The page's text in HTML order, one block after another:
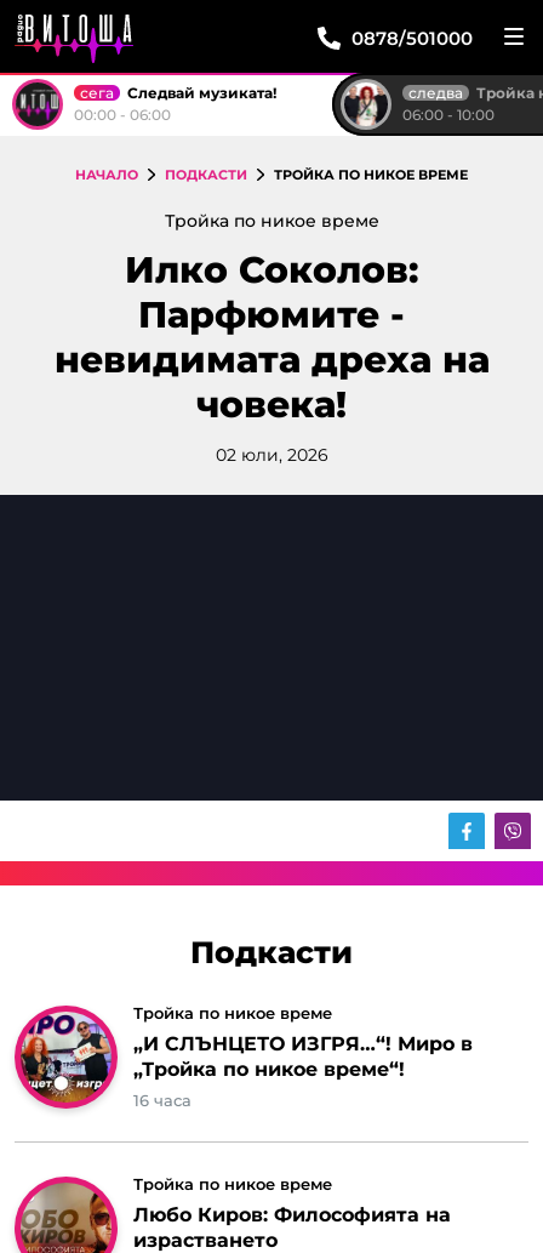
0878/501000
сега
Следвай музиката!
00:00 - 06:00
следва
Тройка на
06:00 - 10:00
НАЧАЛО ПОДКАСТИ ТРОЙКА ПО НИКОЕ ВРЕМЕ
Тройка по никое време
Илко Соколов:
Парфюмите -
невидимата дреха на
човека!
02 юли, 2026
Подкасти
Тройка по никое време
„И СЛЪНЦЕТО ИЗГРЯ…“! Миро в
„Тройка по никое време“!
16 часа
Тройка по никое време
Любо Киров: Философията на
израстването